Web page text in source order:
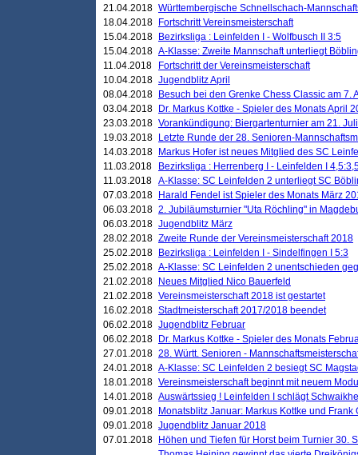
21.04.2018 Württembergische Schnellschach-
18.04.2018
Fortschritt Vereinsmeisterschaft
15.04.2018
Bezirksliga : Leinfelden I - Wolfbusch II 3:5
15.04.2018 A-Klasse: Zweite Mannschaft unterliegt
11.04.2018
Fortschritt der Vereinsmeisterschaft
10.04.2018 Jugendblitz April
08.04.2018
Besuch bei den Grenke Chess Classic am 7.
03.04.2018
Dr. Markus Kottke - Spieler des Monats April
23.03.2018 Vorankündigung: Biergartenturnier am 21.
19.03.2018
Letzte Runde der 28. Senioren-
14.03.2018
Markus Hofer ist neues Mitglied des SC
11.03.2018
Bezirksliga : Herrenberg I - Leinfelden I
11.03.2018 A-Klasse: SC Leinfelden 2 unterliegt SC
07.03.2018
Harald Fendel ist Spieler des Monats März
06.03.2018 2. Jubiläumsturnier "Uta Röchling" in
06.03.2018 Jugendblitz März
28.02.2018 Zweite Runde der Vereinsmeisterschaft 2018
25.02.2018
Bezirksliga : Leinfelden I - Sindelfingen I 5:3
25.02.2018 A-Klasse: SC Leinfelden 2 unentschieden
21.02.2018
Neues Mitglied Nico Bauerfeld
21.02.2018 Vereinsmeisterschaft 2018 ist gestartet
16.02.2018 Stadtmeisterschaft 2017/2018 beendet
06.02.2018 Jugendblitz Februar
06.02.2018
Dr. Markus Kottke - Spieler des Monats
27.01.2018 28. Württ. Senioren -
24.01.2018 A-Klasse: SC Leinfelden 2 besiegt SC
18.01.2018 Vereinsmeisterschaft beginnt mit neuem
14.01.2018 Auswärtssieg ! Leinfelden I schlägt
09.01.2018
Monatsblitz Januar: Markus Kottke und
09.01.2018 Jugendblitz Januar 2018
07.01.2018
Höhen und Tiefen für Horst beim Turnier 30.